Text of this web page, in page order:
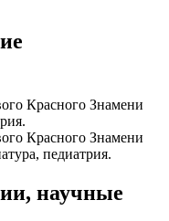
Красного Знамени
Красного Знамени
педиатрия.
научные